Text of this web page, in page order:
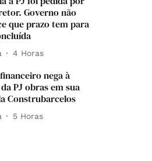
Governo não
que prazo tem para
4 Horas
nega à
PJ obras em sua
Construbarcelos
5 Horas